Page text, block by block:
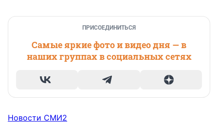
ПРИСОЕДИНИТЬСЯ
Самые яркие фото и видео дня — в
наших группах в социальных сетях
Новости СМИ2